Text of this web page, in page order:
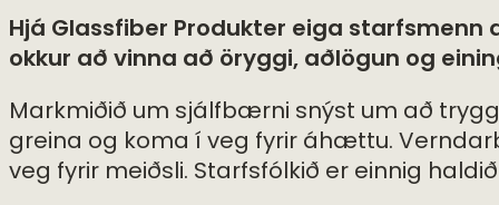
Hjá Glassfiber Produkter eiga
okkur að vinna að öryggi, aðlögun og
Markmiðið um sjálfbærni snýst um að
greina og koma í veg fyrir áhættu.
veg fyrir meiðsli. Starfsfólkið er einnig